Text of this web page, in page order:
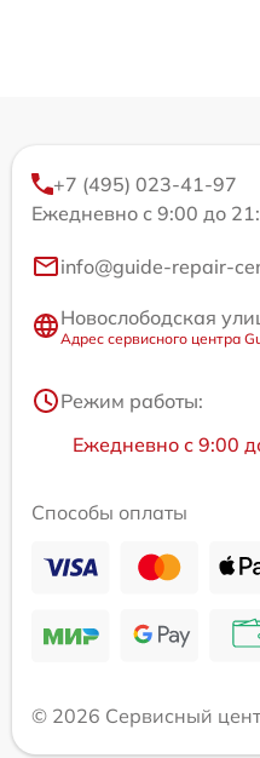
+7 (495) 023-41-97
Ежедневно с 9:00 до
info@guide-repair-
Новослободская
Адрес сервисного центра
Режим работы:
Ежедневно с 9:00
Способы оплаты
© 2026 Сервисный